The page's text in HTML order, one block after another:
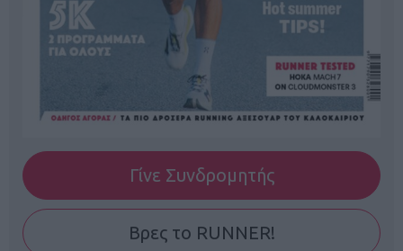
Γίνε Συνδρομητής
Βρες το RUNNER!